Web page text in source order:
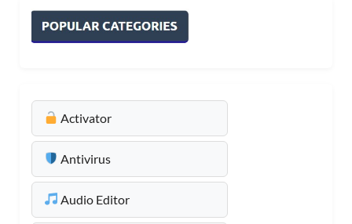
Activator
Antivirus
Audio Editor